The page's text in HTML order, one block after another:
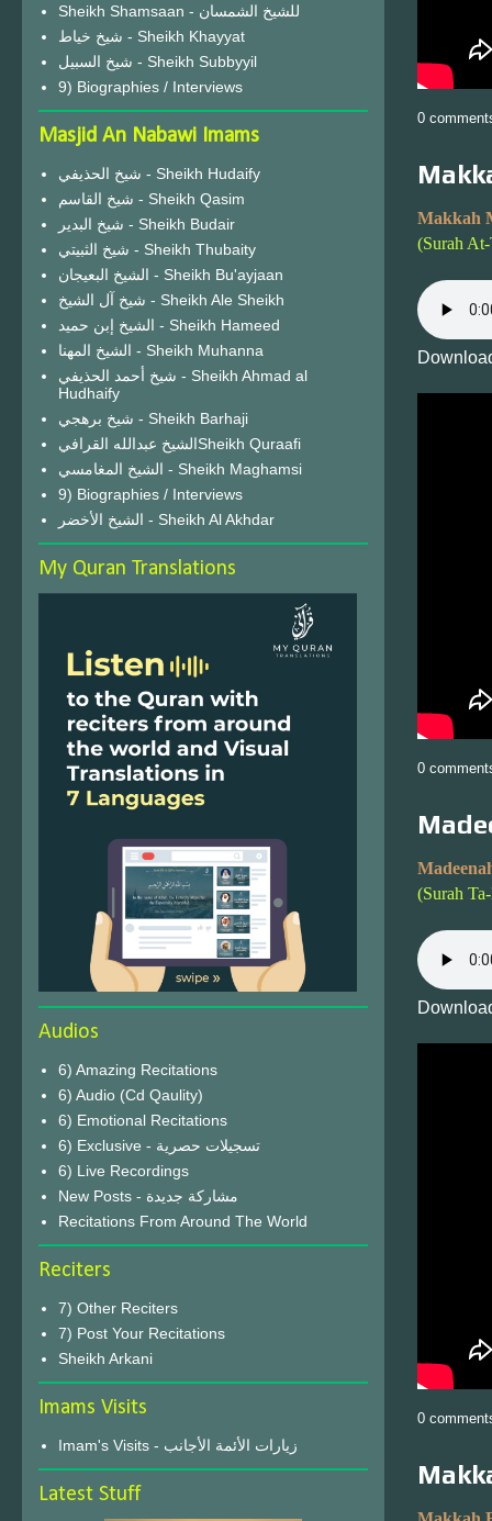
0
Makkah
(Surah
0
(Surah
0
Sheikh Shamsaan - للشيخ الشمسان
شيخ خياط - Sheikh Khayyat
شيخ السبيل - Sheikh Subbyyil
9) Biographies / Interviews
Masjid An Nabawi Imams
شيخ الحذيفي - Sheikh Hudaify
شيخ القاسم - Sheikh Qasim
شيخ البدير - Sheikh Budair
شيخ الثبيتي - Sheikh Thubaity
الشيخ البعيجان - Sheikh Bu'ayjaan
شيخ آل الشيخ - Sheikh Ale Sheikh
الشيخ إبن حميد - Sheikh Hameed
الشيخ المهنا - Sheikh Muhanna
شيخ أحمد الحذيفي - Sheikh Ahmad al
Hudhaify
شيخ برهجي - Sheikh Barhaji
الشيخ عبدالله القرافيSheikh Quraafi
الشيخ المغامسي - Sheikh Maghamsi
9) Biographies / Interviews
الشيخ الأخضر - Sheikh Al Akhdar
My Quran Translations
Audios
6) Amazing Recitations
6) Audio (Cd Qaulity)
6) Emotional Recitations
6) Exclusive - تسجيلات حصرية
6) Live Recordings
New Posts - مشاركة جديدة
Recitations From Around The World
Reciters
7) Other Reciters
7) Post Your Recitations
Sheikh Arkani
Imams Visits
Imam's Visits - زيارات الأئمة الأجانب
Latest Stuff